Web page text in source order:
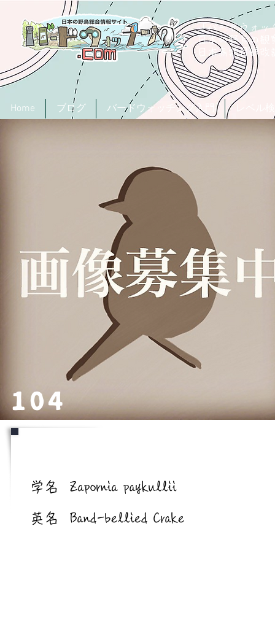
「バードウォッ
日本の野鳥の観
日本鳥類目録
Home ブログ バードウォッチング入門
104
学名 Zapornia paykullii
英名 Band-bellied Crake